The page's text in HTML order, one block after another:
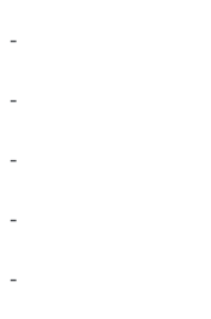
-
-
-
-
-